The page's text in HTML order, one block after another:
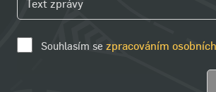
Souhlasím se zpracováním